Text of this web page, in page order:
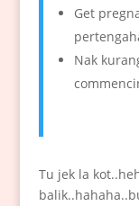
Get
Nak
Tu jek la